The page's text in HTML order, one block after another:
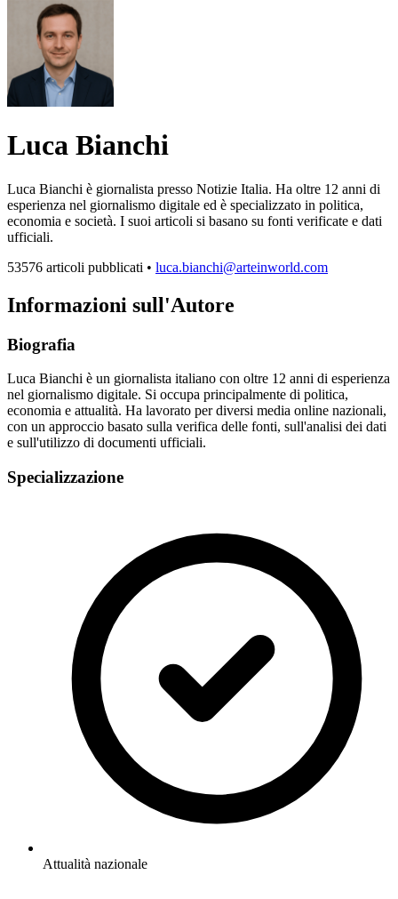
Luca Bianchi
Luca Bianchi è giornalista presso Notizie Italia. Ha oltre 12 anni di
esperienza nel giornalismo digitale ed è specializzato in politica,
economia e società. I suoi articoli si basano su fonti verificate e dati
ufficiali.
53576 articoli pubblicati • luca.bianchi@arteinworld.com
Informazioni sull'Autore
Biografia
Luca Bianchi è un giornalista italiano con oltre 12 anni di esperienza
nel giornalismo digitale. Si occupa principalmente di politica,
economia e attualità. Ha lavorato per diversi media online nazionali,
con un approccio basato sulla verifica delle fonti, sull'analisi dei dati
e sull'utilizzo di documenti ufficiali.
Specializzazione
Attualità nazionale